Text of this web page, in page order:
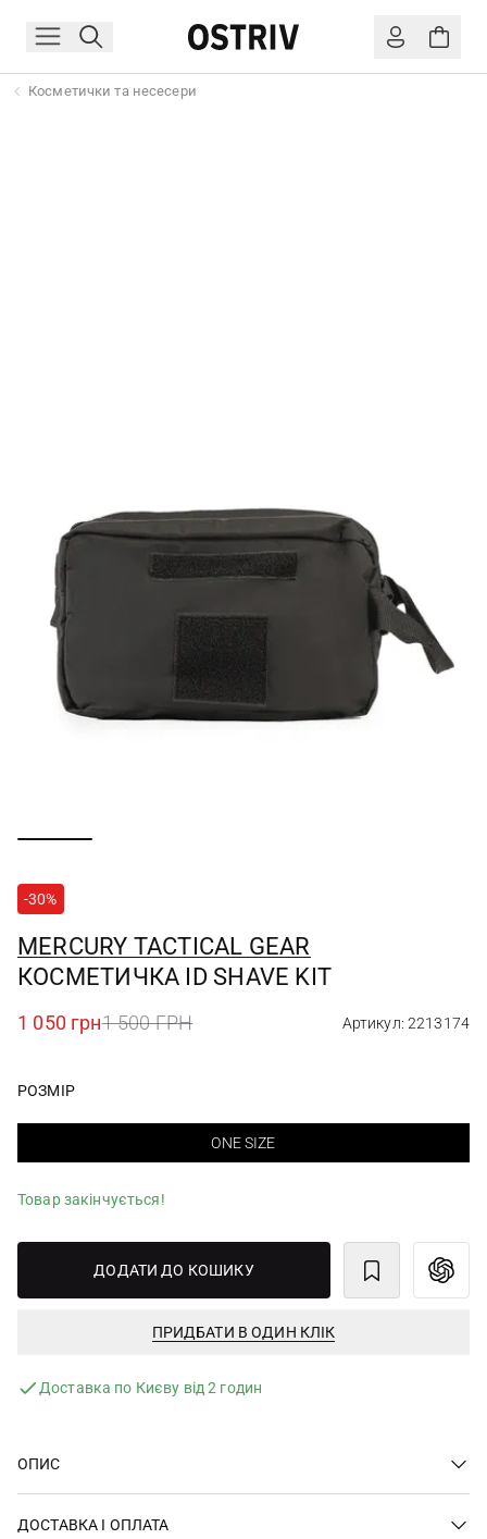
Косметички та несесери
-30%
MERCURY TACTICAL GEAR
КОСМЕТИЧКА ID SHAVE KIT
1 050 грн1 500 ГРН Артикул: 2213174
РОЗМІР
ONE SIZE
Товар закінчується!
ДОДАТИ ДО КОШИКУ
ПРИДБАТИ В ОДИН КЛІК
Доставка по Києву від 2 годин
ОПИС
ДОСТАВКА І ОПЛАТА